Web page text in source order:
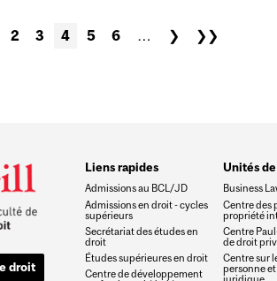
2 3 4 5 6 … ❯ ❯❯
droit
Liens rapides
Admissions au BCL/JD
Admissions en droit - cycles
supérieurs
Secrétariat des études en
droit
Études supérieures en droit
Centre de développement
Unités
Business
Centre des
propriété
Centre
de droit
Centre sur
personne